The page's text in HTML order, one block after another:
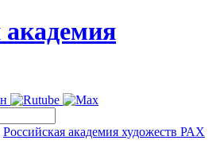
академия
Российская академия художеств РАХ